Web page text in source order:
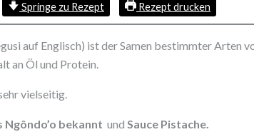
Springe zu Rezept Rezept drucken
auf Englisch) ist der Samen bestimmter Arten
an Öl und Protein.
vielseitig.
Ngôndo’o bekannt und Sauce Pistache.